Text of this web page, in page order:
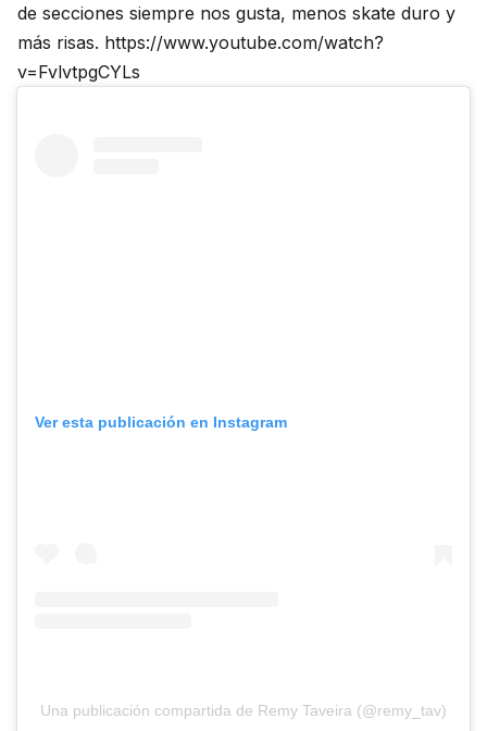
de secciones siempre nos gusta, menos skate duro y
más risas. https://www.youtube.com/watch?
v=FvlvtpgCYLs
Ver esta publicación en Instagram
Una publicación compartida de Remy Taveira (@remy_tav)